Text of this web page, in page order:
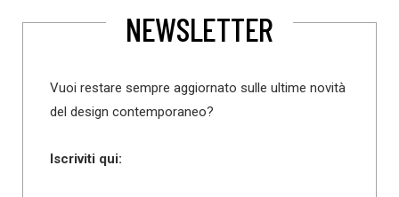
NEWSLETTER
Vuoi restare sempre aggiornato sulle ultime novità
del design contemporaneo?
Iscriviti qui: